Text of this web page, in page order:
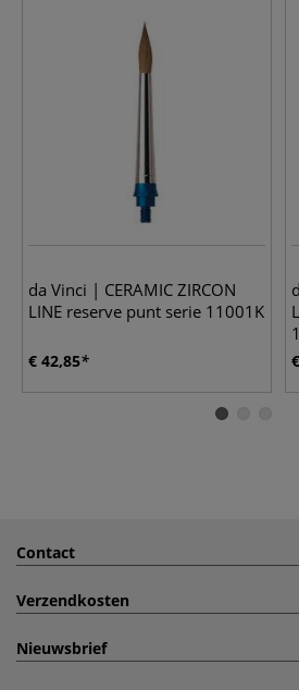
da Vinci | CERAMIC ZIRCON
LINE reserve punt serie 11001K
€ 42,85
Contact
Verzendkosten
Nieuwsbrief